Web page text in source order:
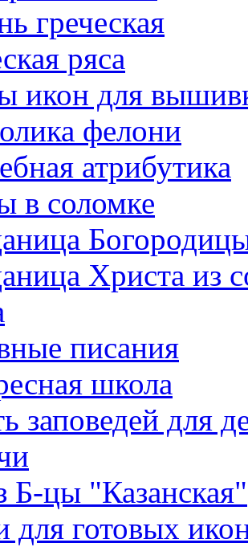
греческая
ряса
икон для
фелони
атрибутика
в соломке
Христа из
писания
школа
заповедей для
Б-цы "Казанская"
для готовых